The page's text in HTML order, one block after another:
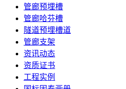
管廊预埋槽
管廊哈芬槽
隧道预埋槽道
管廊支架
资讯动态
资质证书
工程实例